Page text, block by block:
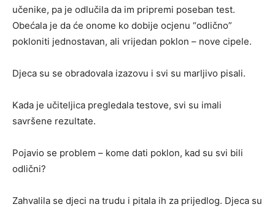
učenike, pa je odlučila da im pripremi poseban test.
Obećala je da će onome ko dobije ocjenu “odlično”
pokloniti jednostavan, ali vrijedan poklon – nove cipele.
Djeca su se obradovala izazovu i svi su marljivo pisali.
Kada je učiteljica pregledala testove, svi su imali
savršene rezultate.
Pojavio se problem – kome dati poklon, kad su svi bili
odlični?
Zahvalila se djeci na trudu i pitala ih za prijedlog. Djeca su